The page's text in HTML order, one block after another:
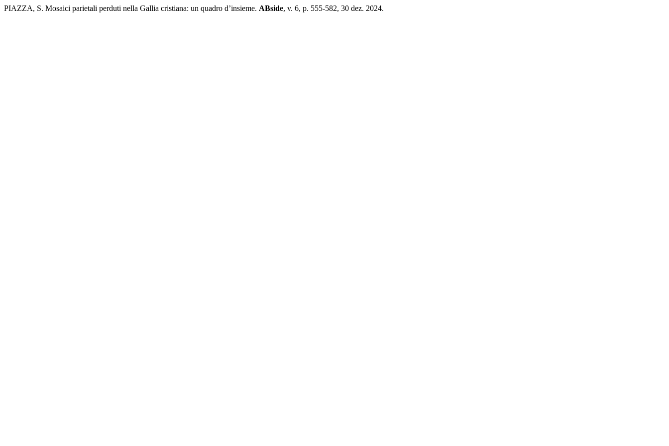
PIAZZA, S. Mosaici parietali perduti nella Gallia cristiana: un quadro d’insieme. ABside, v. 6, p. 555-582, 30 dez. 2024.